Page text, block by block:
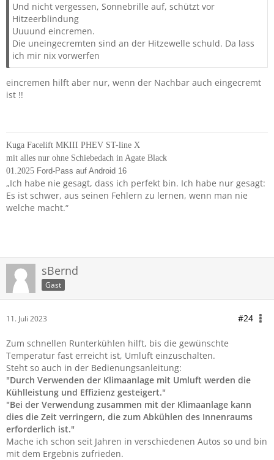
Und nicht vergessen, Sonnebrille auf, schützt vor
Hitzeerblindung
Uuuund eincremen.
Die uneingecremten sind an der Hitzewelle schuld. Da lass
ich mir nix vorwerfen
eincremen hilft aber nur, wenn der Nachbar auch eingecremt
ist !!
Kuga Facelift MKIII PHEV ST-line X
mit alles nur ohne Schiebedach in Agate Black
01.2025 Ford-Pass auf Android 16
„Ich habe nie gesagt, dass ich perfekt bin. Ich habe nur gesagt:
Es ist schwer, aus seinen Fehlern zu lernen, wenn man nie
welche macht.“
sBernd
Gast
11. Juli 2023 #24
Zum schnellen Runterkühlen hilft, bis die gewünschte
Temperatur fast erreicht ist, Umluft einzuschalten.
Steht so auch in der Bedienungsanleitung:
"Durch Verwenden der Klimaanlage mit Umluft werden die
Kühlleistung und Effizienz gesteigert."
"Bei der Verwendung zusammen mit der Klimaanlage kann
dies die Zeit verringern, die zum Abkühlen des Innenraums
erforderlich ist."
Mache ich schon seit Jahren in verschiedenen Autos so und bin
mit dem Ergebnis zufrieden.